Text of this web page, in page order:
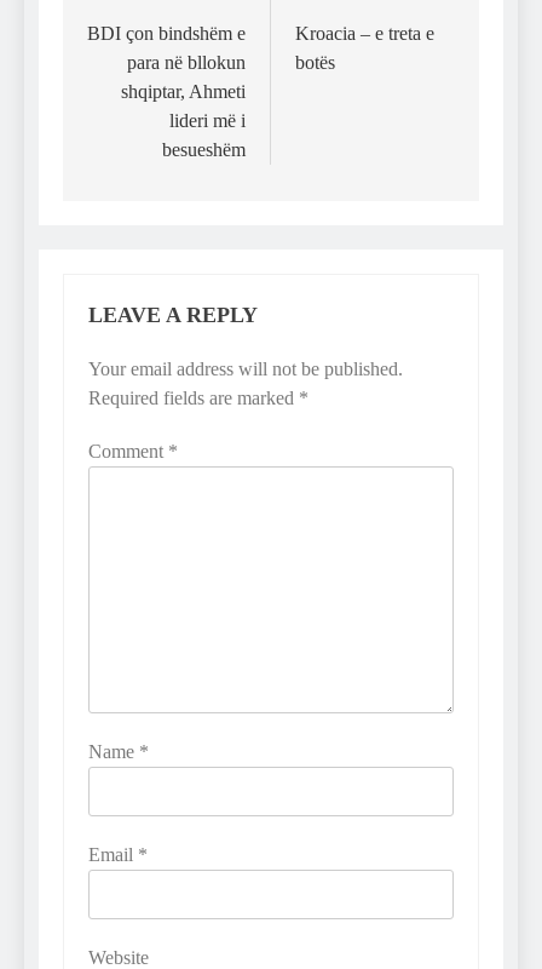
navigation
BDI çon bindshëm e
para në bllokun
shqiptar, Ahmeti
lideri më i
besueshëm
Kroacia – e treta e
botës
LEAVE A REPLY
Your email address will not be published.
Required fields are marked *
Comment *
Name *
Email *
Website